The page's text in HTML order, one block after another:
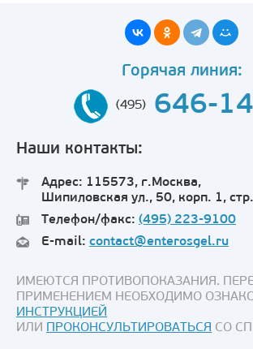
Горячая линия:
(495) 646-
Наши контакты:
Адрес: 115573, г.Москва,
Шипиловская ул., 50, корп. 1,
Телефон/факс: (495) 223-9100
E-mail: contact@enterosgel.ru
ИМЕЮТСЯ ПРОТИВОПОКАЗАНИЯ.
ПРИМЕНЕНИЕМ НЕОБХОДИМО
ИНСТРУКЦИЕЙ
ИЛИ ПРОКОНСУЛЬТИРОВАТЬСЯ СО